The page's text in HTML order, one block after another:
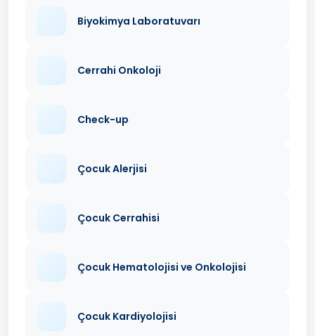
Biyokimya Laboratuvarı
Cerrahi Onkoloji
Check-up
Çocuk Alerjisi
Çocuk Cerrahisi
Çocuk Hematolojisi ve Onkolojisi
Çocuk Kardiyolojisi